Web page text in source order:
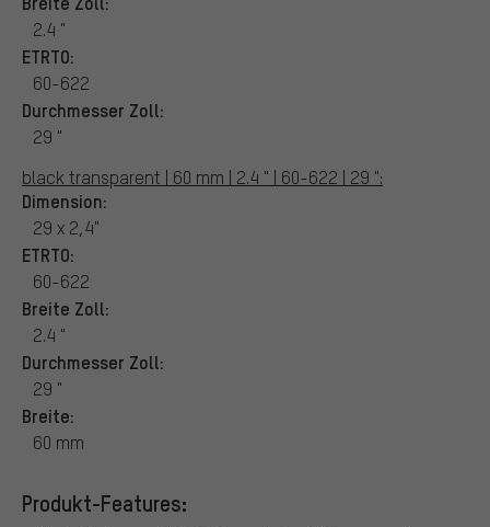
2.4 "
ETRTO:
60-622
Durchmesser Zoll:
29 "
black transparent | 60 mm | 2.4 " | 60-622 | 29 ":
Dimension:
29 x 2,4"
ETRTO:
60-622
Breite Zoll:
2.4 "
Durchmesser Zoll:
29 "
Breite:
60 mm
Produkt-Features: